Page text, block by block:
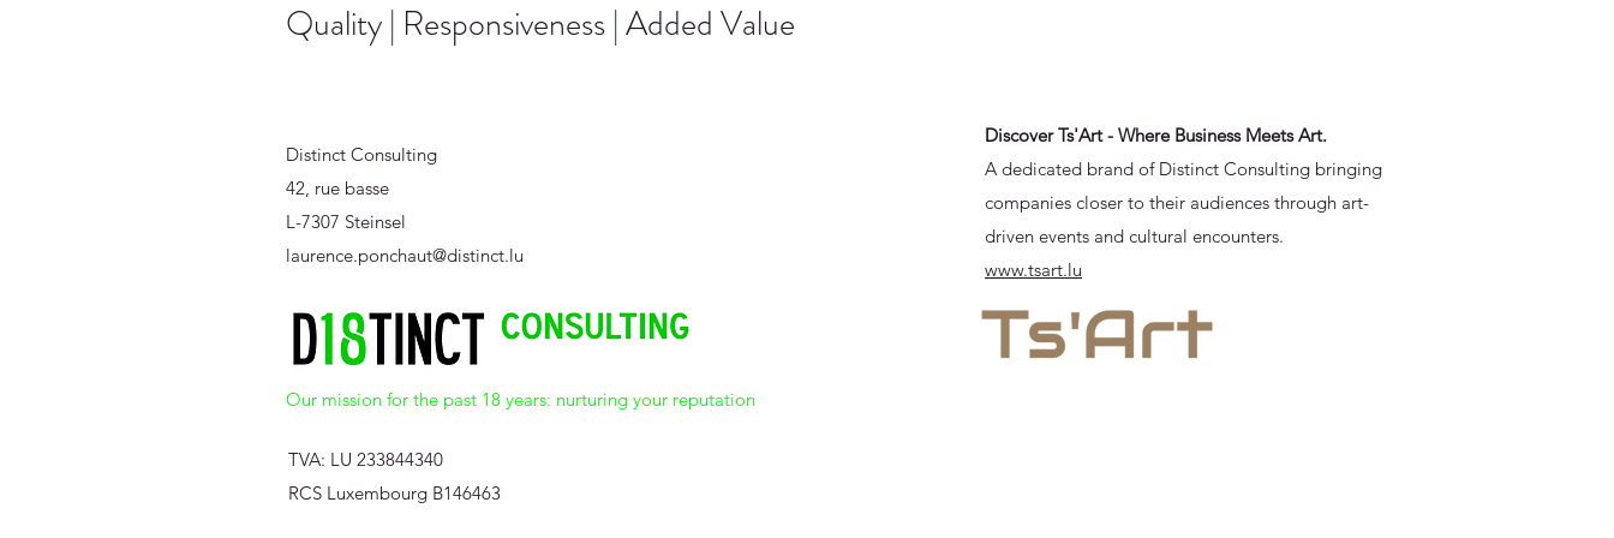
d’administration
Quality | Responsiveness | Added Value
Distinct Consulting
42, rue basse
L-7307 Steinsel
laurence.ponchaut@distinct.lu
Our mission for the past 18 years: nurturing your reputation
TVA: LU 233844340
RCS Luxembourg B146463
Discover Ts'Art - Where Business Meets Art.
A dedicated brand of Distinct Consulting bringing
companies closer to their audiences through art-
driven events and cultural encounters.
www.tsart.lu